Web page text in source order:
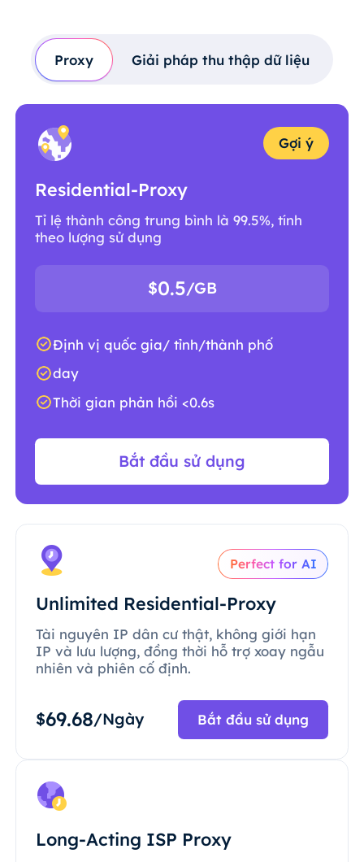
Proxy Giải pháp thu thập dữ liệu
Gợi ý
Residential-Proxy
Tỉ lệ thành công trung bình là 99.5%, tính
theo lượng sử dụng
$0.5/GB
Định vị quốc gia/ tỉnh/thành phố
day
Thời gian phản hồi <0.6s
Bắt đầu sử dụng
Perfect for AI
Unlimited Residential-Proxy
Tài nguyên IP dân cư thật, không giới hạn
IP và lưu lượng, đồng thời hỗ trợ xoay ngẫu
nhiên và phiên cố định.
$69.68/Ngày Bắt đầu sử dụng
Long-Acting ISP Proxy